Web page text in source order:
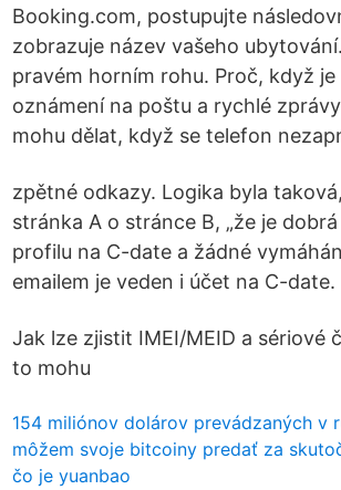
Booking.com, postupujte
zobrazuje název vašeho
pravém horním rohu. Proč, když
oznámení na poštu a rychlé
mohu dělat, když se telefon
zpětné odkazy. Logika byla
stránka A o stránce B, „že je
profilu na C-date a žádné
emailem je veden i účet na C-
Jak lze zjistit IMEI/MEID a sériové
to mohu
154 miliónov dolárov prevádzaných v
môžem svoje bitcoiny predať za
čo je yuanbao